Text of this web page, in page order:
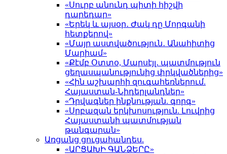
«Սուրբ անունդ պիտի հիշվի
դարեդար»
«Երեկ և այսօր․ Ժակ դը Մորգանի
հետքերով»
«Մայր աստվածություն․ Անահիտից
Մարիամ»
«Քէմբ Օտտօ, Մարսէյլ․ պատմություն
ցեղասպանությունից փրկվածներից»
«Հին աշխարհի զուգահեռներում.
Հայաստան-Նիդերլանդներ»
«Դրվագներ ինքնության. գորգ»
«Սրբազան երկխոսություն. Լուվրից
Հայաստանի պատմության
թանգարան»
Առցանց ցուցահանդես.
«ԱՐՑԱԽԻ ԳԱՆՁԵՐԸ»